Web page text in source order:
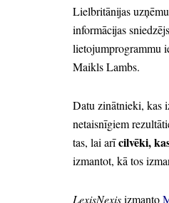
Lielbritānijas
informācijas sniedzējs
lietojumprogrammu
Maikls Lambs.
Datu zinātnieki, kas
netaisnīgiem
tas, lai arīcilvēki,
izmantot, kā tos
LexisNexisizmanto